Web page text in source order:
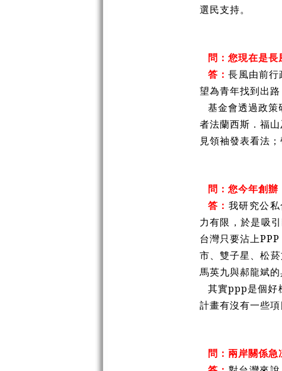
選民支持。
問：您現在是
答：長風由前
望為青年找到出
基金會透過政
者法蘭西斯．福
見領袖發表看法
問：您今年創
答： 我研究公
力有限，於是吸
台灣只要沾上
市、雙子星、松
馬英九與郝龍斌
其實ppp是個好
計畫有沒有一些
問：兩岸關係急